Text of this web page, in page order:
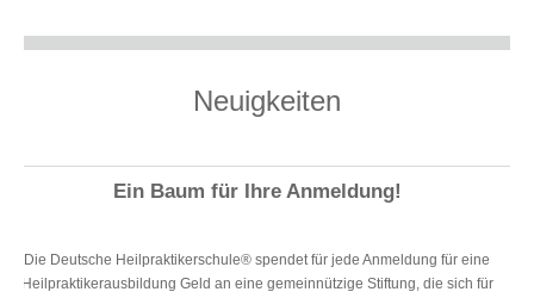
Neuigkeiten
Ein Baum für Ihre Anmeldung!
Die Deutsche Heilpraktikerschule® spendet für jede Anmeldung für eine
Heilpraktikerausbildung Geld an eine gemeinnützige Stiftung, die sich für